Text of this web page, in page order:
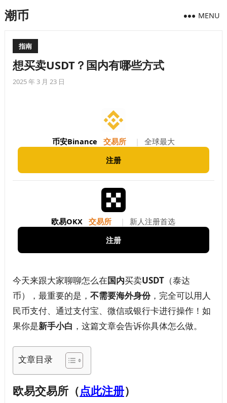
潮币 MENU
指南
想买卖USDT？国内有哪些方式
2025 年 3 月 23 日
币安Binance 交易所 |
全球最大
注册
欧易OKX 交易所 |
新人注册首选
注册
今天来跟大家聊聊怎么在国内买卖USDT（泰达
币），最重要的是， 不需要海外身份，完全可以用人
民币支付、通过支付宝、微信或银行卡进行操作！如
果你是新手小白 ，这篇文章会告诉你具体怎么做。
文章目录
欧易交易所（点此注册）